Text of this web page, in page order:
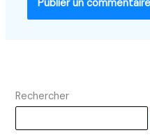
Rechercher